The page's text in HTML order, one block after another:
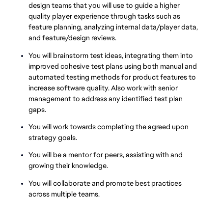
design teams that you will use to guide a higher
quality player experience through tasks such as
feature planning, analyzing internal data/player data,
and feature/design reviews.
You will brainstorm test ideas, integrating them into
improved cohesive test plans using both manual and
automated testing methods for product features to
increase software quality. Also work with senior
management to address any identified test plan
gaps.
You will work towards completing the agreed upon
strategy goals.
You will be a mentor for peers, assisting with and
growing their knowledge.
You will collaborate and promote best practices
across multiple teams.